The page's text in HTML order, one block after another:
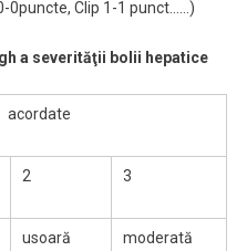
0puncte, Clip 1-1 punct……)
a severităţii bolii hepatice
2 3
usoară moderată